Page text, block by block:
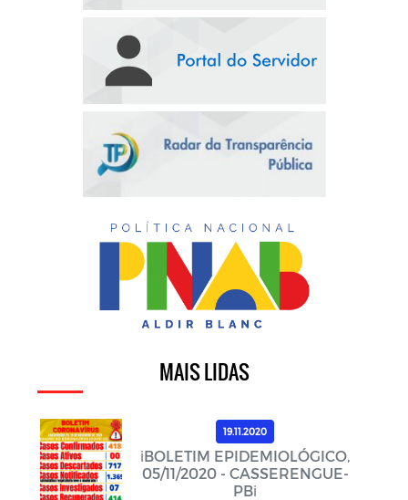
MAIS LIDAS
19.11.2020
ℹ️BOLETIM EPIDEMIOLÓGICO,
05/11/2020 - CASSERENGUE-
PBℹ️